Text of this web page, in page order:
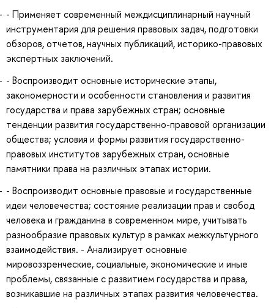
- Применяет современный междисциплинарный научный
инструментария для решения правовых задач, подготовки
обзоров, отчетов, научных публикаций, историко-правовых
экспертных заключений.
- Воспроизводит основные исторические этапы,
закономерности и особенности становления и развития
государства и права зарубежных стран; основные
тенденции развития государственно-правовой организации
общества; условия и формы развития государственно-
правовых институтов зарубежных стран, основные
памятники права на различных этапах истории.
- Воспроизводит основные правовые и государственные
идеи человечества; состояние реализации прав и свобод
человека и гражданина в современном мире, учитывать
разнообразие правовых культур в рамках межкультурного
взаимодействия. - Анализирует основные
мировоззренческие, социальные, экономические и иные
проблемы, связанные с развитием государства и права,
возникавшие на различных этапах развития человечества.